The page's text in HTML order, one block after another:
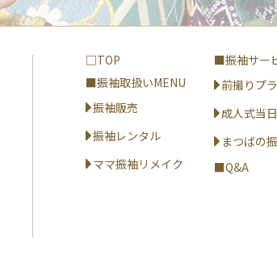
□TOP
■振袖取扱いMENU
振袖販売
振袖レンタル
ママ振袖リメイク
■振袖サー
前撮りプ
成人式当
まつばの
■Q&A